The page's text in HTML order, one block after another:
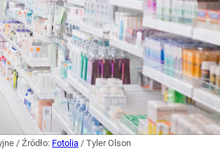
/ Źródło: Fotolia / Tyler Olson